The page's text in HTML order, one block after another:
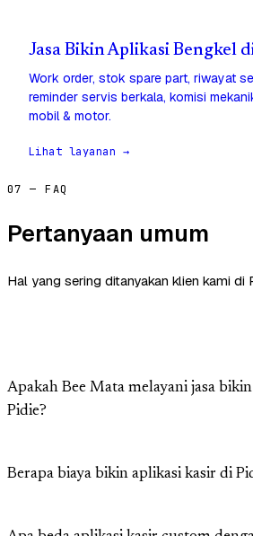
Jasa Bikin Aplikasi Bengkel
Work order, stok spare part, riwayat
reminder servis berkala, komisi
mobil & motor.
Lihat layanan →
07 — FAQ
Pertanyaan umum
Hal yang sering ditanyakan klien kami di
Apakah Bee Mata melayani jasa
Pidie?
Berapa biaya bikin aplikasi kasir di